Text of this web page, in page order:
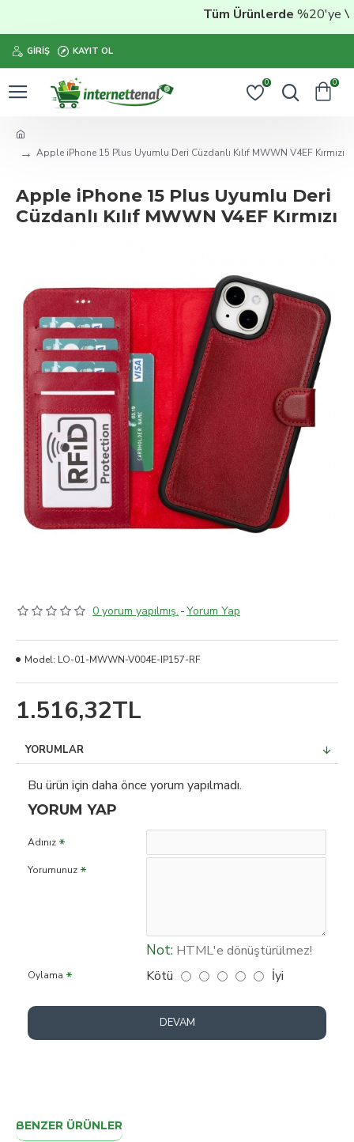
Tüm Ürünlerde%20'ye
GIRIŞ KAYIT OL
0 0
Apple iPhone 15 Plus Uyumlu Deri Cüzdanlı Kılıf MWWN V4EF Kırmızı
Apple iPhone 15 Plus Uyumlu Deri
Cüzdanlı Kılıf MWWN V4EF Kırmızı
0 yorum yapılmış. -Yorum Yap
1.516,32TL
Model: LO-01-MWWN-V004E-IP157-RF
YORUMLAR
Bu ürün için daha önce yorum yapılmadı.
YORUM YAP
Adınız
Yorumunuz
Not: HTML'e dönüştürülmez!
Oylama Kötü İyi
DEVAM
BENZER ÜRÜNLER